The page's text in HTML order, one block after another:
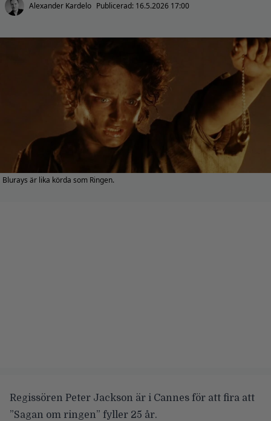
Alexander Kardelo Publicerad: 16.5.2026 17:00
Blurays är lika körda som Ringen.
Regissören Peter Jackson är i Cannes för att fira att
”Sagan om ringen” fyller 25 år.